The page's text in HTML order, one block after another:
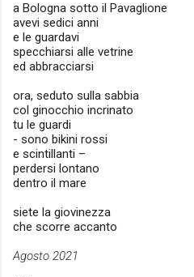
a Bologna sotto il Pavaglione
avevi sedici anni
e le guardavi
specchiarsi alle vetrine
ed abbracciarsi
ora, seduto sulla sabbia
col ginocchio incrinato
tu le guardi
- sono bikini rossi
e scintillanti –
perdersi lontano
dentro il mare
siete la giovinezza
che scorre accanto
Agosto 2021